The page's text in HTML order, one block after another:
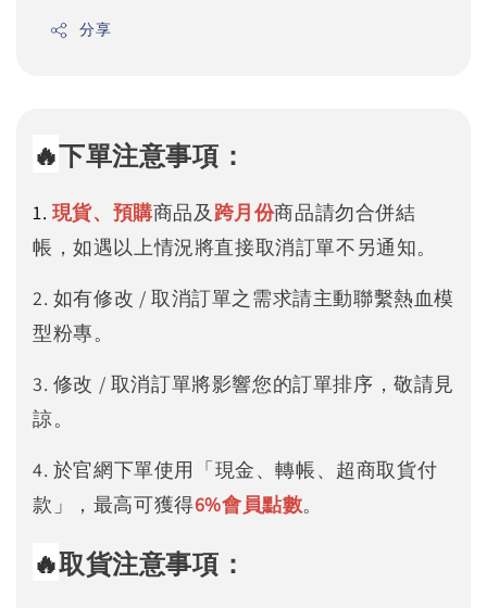
分享
🔥下單注意事項：
1. 現貨、預購商品及 跨月份商品請勿合併結
帳，如遇以上情況將直接取消訂單不另通知。
2. 如有修改 / 取消訂單之需求請主動聯繫熱血模
型粉專。
3. 修改 / 取消訂單將影響您的訂單排序，敬請見
諒。
4. 於官網下單使用「現金、轉帳、超商取貨付
款」，最高可獲得6%會員點數。
🔥取貨注意事項：